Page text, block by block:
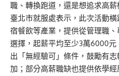
職、轉換跑道，還是想追求高薪
臺北市就服處表示，此次活動
宿餐飲等產業，提供從管理職
選擇，起薪平均至少3萬6000
出「無經驗可」條件，鼓勵有
加；部分高薪職缺也提供依學